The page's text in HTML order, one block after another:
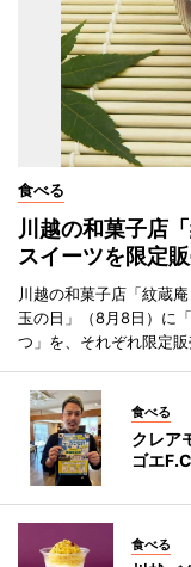
食べる
川越の和菓子店
スイーツを限定
川越の和菓子店「紋蔵
玉の日」（8月8日）に
つ」を、それぞれ限定販
食べる
クレア
ゴエ
食べる